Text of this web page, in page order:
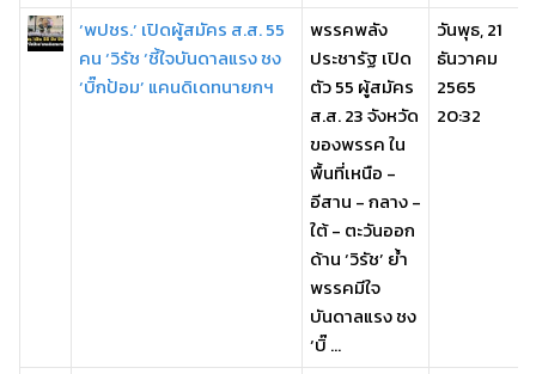
‘พปชร.’ เปิดผู้สมัคร ส.ส. 55
คน ‘วิรัช ‘ชี้ใจบันดาลแรง ชง
‘บิ๊กป้อม’ แคนดิเดทนายกฯ
พรรคพลัง
ประชารัฐ เปิด
ตัว 55 ผู้สมัคร
ส.ส. 23 จังหวัด
ของพรรค ใน
พื้นที่เหนือ -
อีสาน - กลาง -
ใต้ - ตะวันออก
ด้าน ‘วิรัช’ ย้ำ
พรรคมีใจ
บันดาลแรง ชง
‘บิ๊ ...
วันพุธ, 21
ธันวาคม
2565
20:32